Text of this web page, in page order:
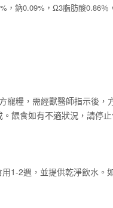
，鈉0.09%，Ω3脂肪酸0.86％
糧，需經獸醫師指示後，
餵食如有不適狀況，請停止
1-2週，並提供乾淨飲水。